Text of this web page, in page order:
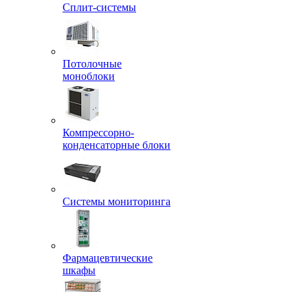
Сплит-системы
Потолочные
моноблоки
Компрессорно-
конденсаторные блоки
Системы мониторинга
Фармацевтические
шкафы